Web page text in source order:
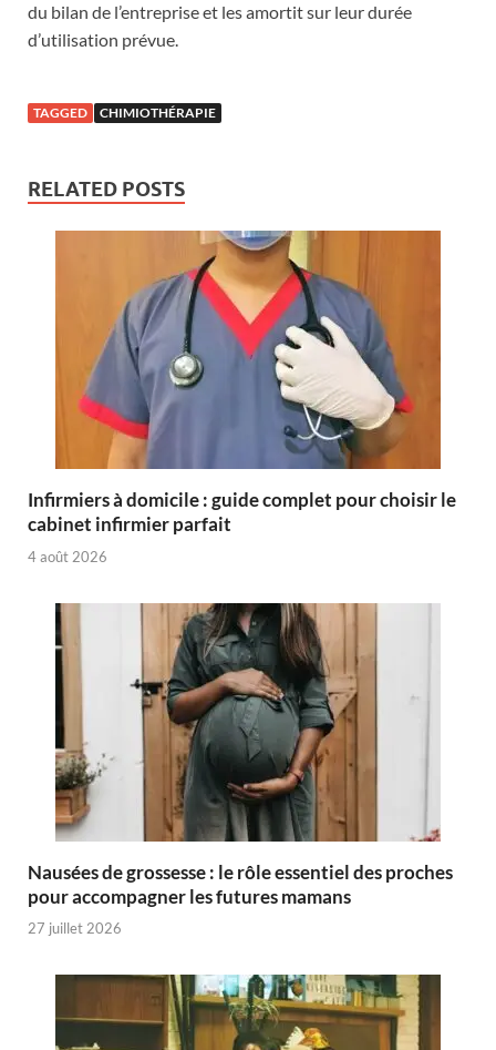
du bilan de l’entreprise et les amortit sur leur durée
d’utilisation prévue.
TAGGED CHIMIOTHÉRAPIE
RELATED POSTS
Infirmiers à domicile : guide complet pour choisir le
cabinet infirmier parfait
4 août 2026
Nausées de grossesse : le rôle essentiel des proches
pour accompagner les futures mamans
27 juillet 2026